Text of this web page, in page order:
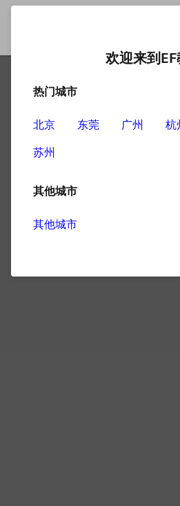
欢迎来到
热门城市
北京 东莞 广州 杭
苏州
其他城市
其他城市